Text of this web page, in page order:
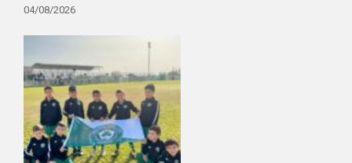
04/08/2026